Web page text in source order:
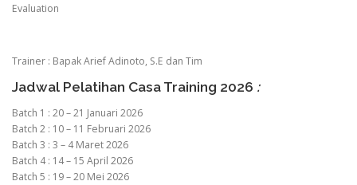
Evaluation
Trainer : Bapak Arief Adinoto, S.E dan Tim
Jadwal Pelatihan Casa Training 2026 :
Batch 1 : 20 – 21 Januari 2026
Batch 2 : 10 – 11 Februari 2026
Batch 3 : 3 – 4 Maret 2026
Batch 4 : 14 – 15 April 2026
Batch 5 : 19 – 20 Mei 2026